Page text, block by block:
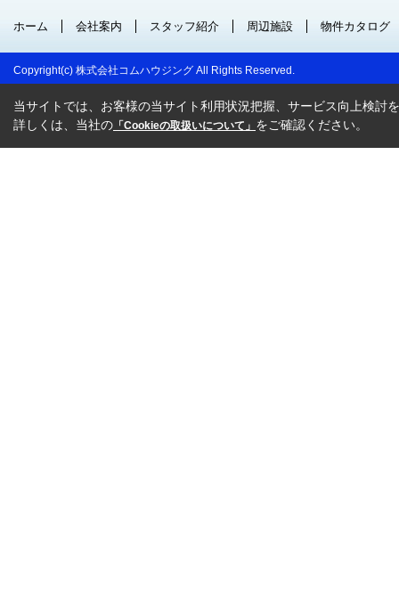
ホーム 会社案内 スタッフ紹介 周辺施設 物件カタログ
Copyright(c) 株式会社コムハウジング All Rights Reserved.
当サイトでは、お客様の当サイト利用状況把握、サービス向上検討
詳しくは、当社の 「Cookieの取扱いについて」 をご確認ください。